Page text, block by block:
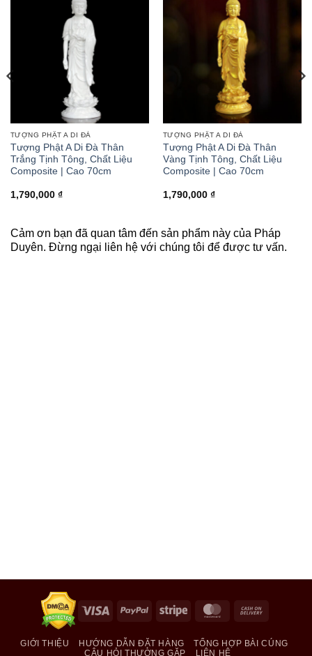
TƯỢNG PHẬT A DI ĐÀ
Tượng Phật A Di Đà Thân
Trắng Tịnh Tông, Chất Liệu
Composite | Cao 70cm
1,790,000 ₫
TƯỢNG PHẬT A DI ĐÀ
Tượng Phật A Di Đà Thân
Vàng Tịnh Tông, Chất Liệu
Composite | Cao 70cm
1,790,000 ₫
Cảm ơn bạn đã quan tâm đến sản phẩm này của Pháp
Duyên. Đừng ngại liên hệ với chúng tôi để được tư vấn.
Visa PayPal Stripe MasterCard
Delivery
GIỚI THIỆU HƯỚNG DẪN ĐẶT HÀNG
TỔNG HỢP BÀI CÚNG
CÂU HỎI THƯỜNG GẶP
LIÊN HỆ